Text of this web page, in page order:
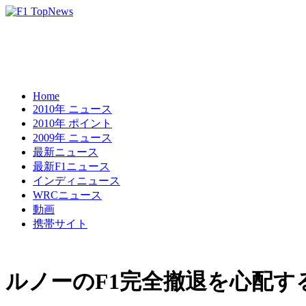
Home
2010年 ニュース
2010年 ポイント
2009年 ニュース
最新ニュース
最新F1ニュース
インディニュース
WRCニュース
動画
携帯サイト
ルノーのF1完全撤退を心配す